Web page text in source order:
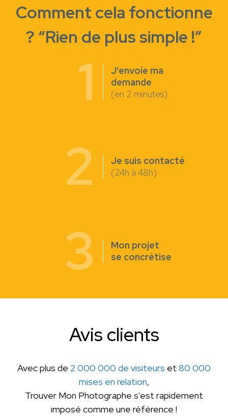
Comment cela fonctionne
? “Rien de plus simple !”
1
J'envoie ma
demande
(en 2 minutes)
2
Je suis contacté
(24h à 48h)
3
Mon projet
se concrétise
Avis clients
Avec plus de 2 000 000 de visiteurs et 80 000
mises en relation,
Trouver Mon Photographe s'est rapidement
imposé comme une référence !